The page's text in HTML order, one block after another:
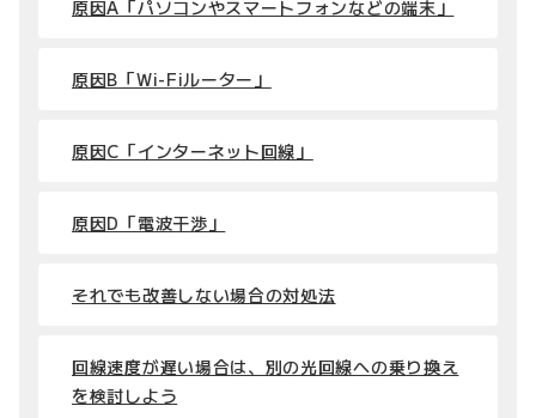
原因A「パソコンやスマートフォンなどの端末」
原因B「Wi-Fiルーター」
原因C「インターネット回線」
原因D「電波干渉」
それでも改善しない場合の対処法
回線速度が遅い場合は、別の光回線への乗り換え
を検討しよう